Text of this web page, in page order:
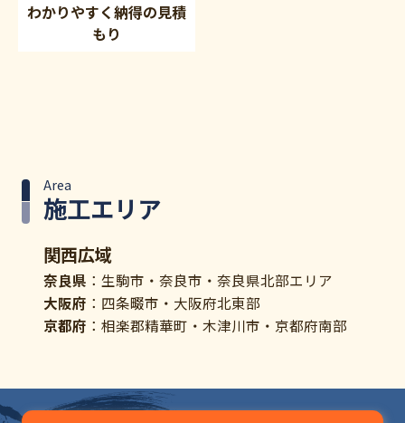
わかりやすく納得の見積
もり
施工エリア
Area
関西広域
奈良県 ：生駒市・奈良市・奈良県北部エリア
大阪府 ：四条畷市・大阪府北東部
京都府 ：相楽郡精華町・木津川市・京都府南部